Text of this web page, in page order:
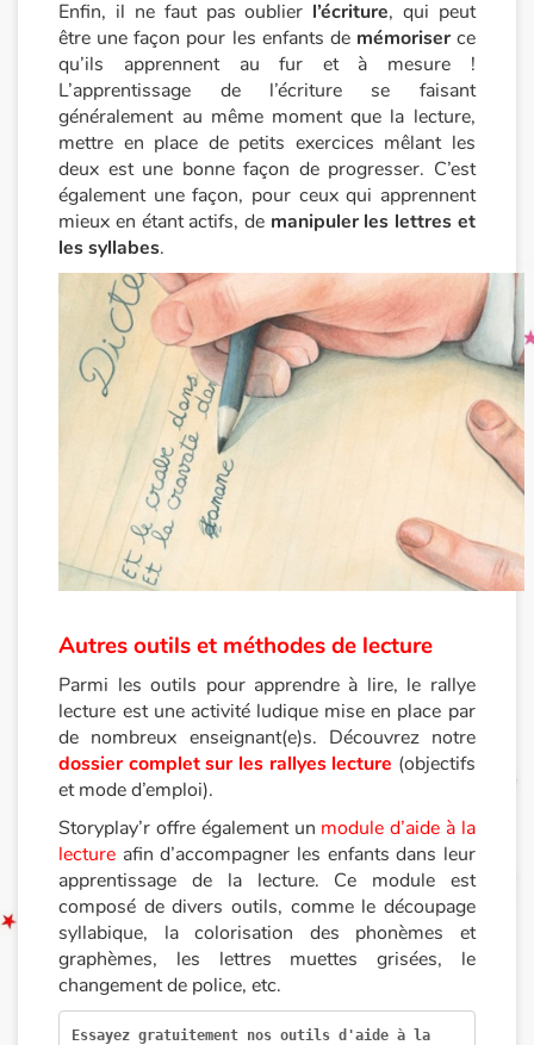
Enfin, il ne faut pas oublier l’écriture, qui peut
être une façon pour les enfants de mémoriserce
qu’ils apprennent au fur et à mesure !
L’apprentissage de l’écriture se faisant
généralement au même moment que la lecture,
mettre en place de petits exercices mêlant les
deux est une bonne façon de progresser. C’est
également une façon, pour ceux qui apprennent
mieux en étant actifs, de manipuler les lettres et
les syllabes.
Autres outils et méthodes de lecture
Parmi les outils pour apprendre à lire, le rallye
lecture est une activité ludique mise en place par
de nombreux enseignant(e)s. Découvrez notre
dossier complet sur les rallyes lecture (objectifs
et mode d’emploi).
Storyplay’r offre également un module d’aide à la
lecture afin d’accompagner les enfants dans leur
apprentissage de la lecture. Ce module est
composé de divers outils, comme le découpage
syllabique, la colorisation des phonèmes et
graphèmes, les lettres muettes grisées, le
changement de police, etc.
Essayez gratuitement nos outils d'aide à la